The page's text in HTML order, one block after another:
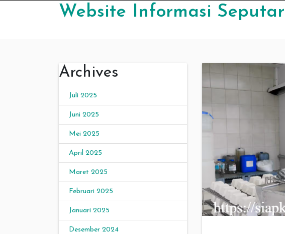
Website Informasi
Archives
Juli 2025
Juni 2025
Mei 2025
April 2025
Maret 2025
Februari 2025
Januari 2025
Desember 2024